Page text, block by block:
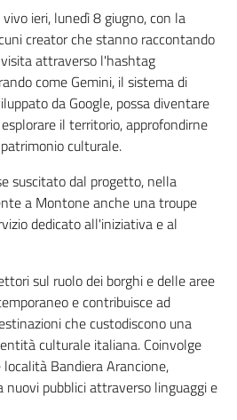
ieri, lunedì 8 giugno, con la
creator che stanno raccontando
attraverso l'hashtag
come Gemini, il sistema di
da Google, possa diventare
il territorio, approfondirne
culturale.
suscitato dal progetto, nella
a Montone anche una troupe
dedicato all'iniziativa e al
sul ruolo dei borghi e delle aree
e contribuisce ad
che custodiscono una
culturale italiana. Coinvolge
Bandiera Arancione,
pubblici attraverso linguaggi e